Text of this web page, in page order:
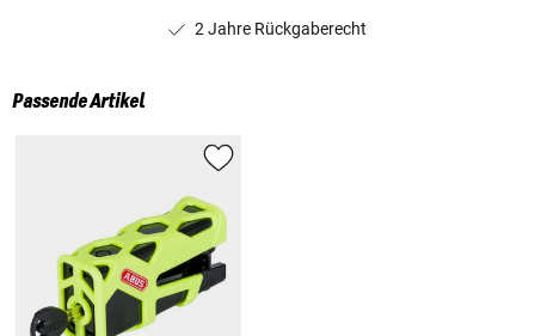
2 Jahre Rückgaberecht
Passende Artikel